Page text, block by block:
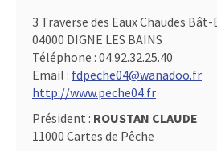
3 Traverse des Eaux Chaudes
04000 DIGNE LES BAINS
Téléphone : 04.92.32.25.40
Email : fdpeche04@wanadoo.fr
http://www.peche04.fr
Président : ROUSTAN CLAUDE
11000 Cartes de Pêche